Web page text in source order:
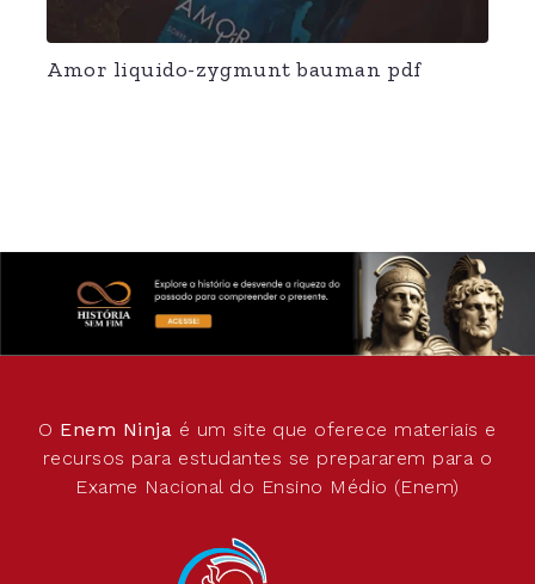
Amor liquido-zygmunt bauman pdf
O Enem Ninja é um site que oferece materiais e
recursos para estudantes se prepararem para o
Exame Nacional do Ensino Médio (Enem)